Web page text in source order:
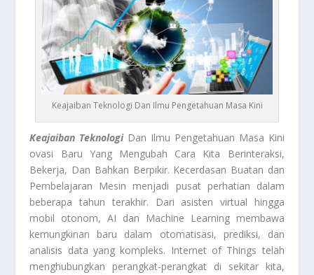
Keajaiban Teknologi Dan Ilmu Pengetahuan Masa Kini
Keajaiban TeknologiDan Ilmu Pengetahuan Masa Kini
ovasi Baru Yang Mengubah Cara Kita Berinteraksi,
Bekerja, Dan Bahkan Berpikir. Kecerdasan Buatan dan
Pembelajaran Mesin menjadi pusat perhatian dalam
beberapa tahun terakhir. Dari asisten virtual hingga
mobil otonom, AI dan Machine Learning membawa
kemungkinan baru dalam otomatisasi, prediksi, dan
analisis data yang kompleks. Internet of Things telah
menghubungkan perangkat-perangkat di sekitar kita,